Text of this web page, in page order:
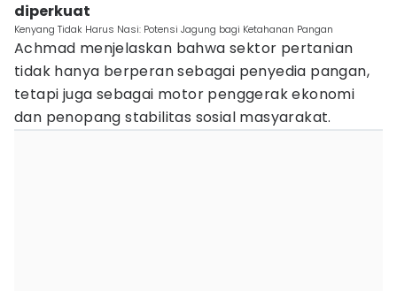
diperkuat
Kenyang Tidak Harus Nasi: Potensi Jagung bagi Ketahanan Pangan
Achmad menjelaskan bahwa sektor pertanian
tidak hanya berperan sebagai penyedia pangan,
tetapi juga sebagai motor penggerak ekonomi
dan penopang stabilitas sosial masyarakat.